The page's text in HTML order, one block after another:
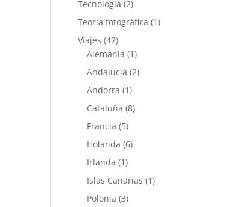
Tecnología (2)
Teoría fotográfica (1)
Viajes (42)
Alemania (1)
Andalucía (2)
Andorra (1)
Cataluña (8)
Francia (5)
Holanda (6)
Irlanda (1)
Islas Canarias (1)
Polonia (3)